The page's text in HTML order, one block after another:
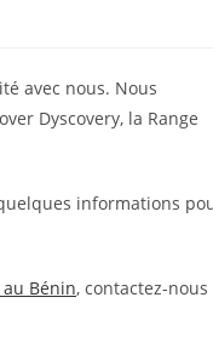
avec nous. Nous
Dyscovery, la Range
informations
au Bénin, contactez-nous